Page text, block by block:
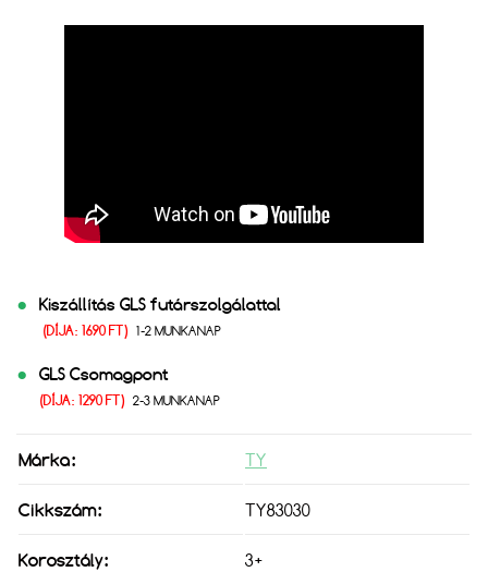
Kiszállítás GLS futárszolgálattal
(DÍJA: 1690 FT) 1-2 MUNKANAP
GLS Csomagpont
(DÍJA: 1290 FT) 2-3 MUNKANAP
Márka: TY
Cikkszám: TY83030
Korosztály: 3+